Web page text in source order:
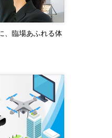
、臨場あふれる体